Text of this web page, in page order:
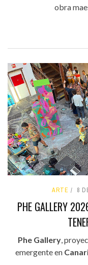
obra
ARTE 8
PHE GALLERY
Phe Gallery,
emergente en